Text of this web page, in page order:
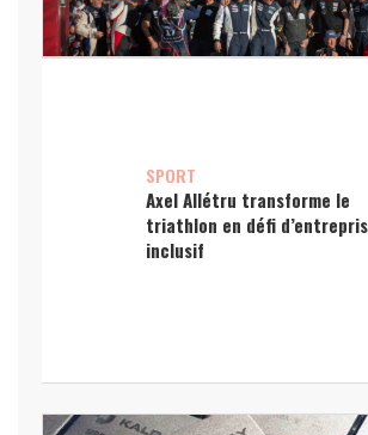
Axel Allétru transforme le
triathlon en défi d’entreprise
inclusif